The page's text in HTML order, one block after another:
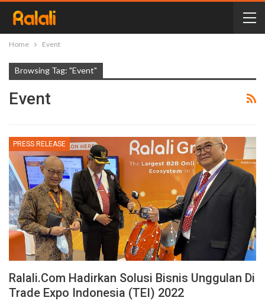
Home Event
Browsing Tag: "Event"
Event
PRESS RELEASE
Ralali.com Hadirkan Solusi Bisnis Unggulan Di
Trade Expo Indonesia (TEI) 2022